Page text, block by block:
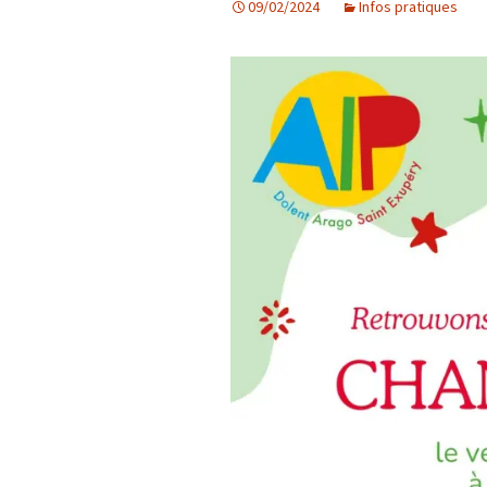
Débats et
Nous rejoindre
Contact
Ligne éditoriale
09/02/2024 Infos pratiques